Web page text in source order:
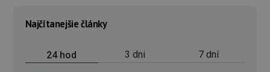
Najčítanejšie články
24 hod 3 dni 7 dní